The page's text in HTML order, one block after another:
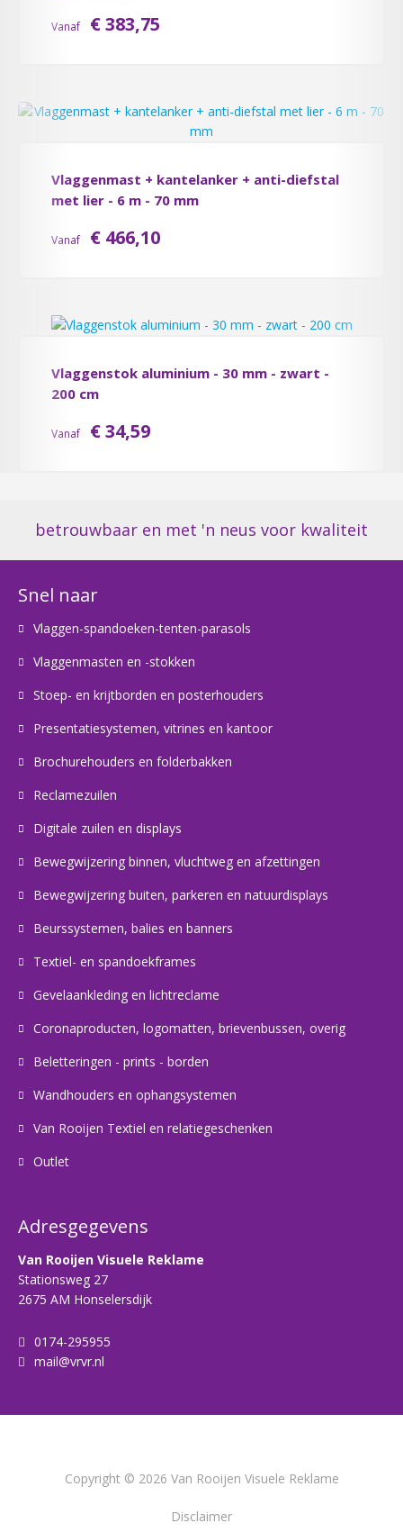
Vanaf € 383,75
Vlaggenmast + kantelanker + anti-diefstal
met lier - 6 m - 70 mm
Vanaf € 466,10
Vlaggenstok aluminium - 30 mm - zwart -
200 cm
Vanaf € 34,59
betrouwbaar en met 'n neus voor kwaliteit
Adresgegevens
Van Rooijen Visuele Reklame
Stationsweg 27
2675 AM Honselersdijk
0174-295955
mail@vrvr.nl
Snel naar
Vlaggen-spandoeken-tenten-parasols
Vlaggenmasten en -stokken
Stoep- en krijtborden en posterhouders
Presentatiesystemen, vitrines en kantoor
Brochurehouders en folderbakken
Reclamezuilen
Digitale zuilen en displays
Bewegwijzering binnen, vluchtweg en afzettingen
Bewegwijzering buiten, parkeren en natuurdisplays
Beurssystemen, balies en banners
Textiel- en spandoekframes
Gevelaankleding en lichtreclame
Coronaproducten, logomatten, brievenbussen, overig
Beletteringen - prints - borden
Wandhouders en ophangsystemen
Van Rooijen Textiel en relatiegeschenken
Outlet
Copyright © 2026 Van Rooijen Visuele Reklame
Disclaimer